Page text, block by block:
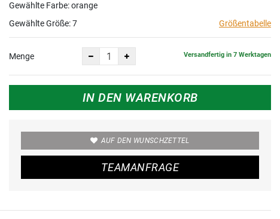
Gewählte Farbe: orange
Gewählte Größe:7 Größentabelle
Menge Versandfertig in 7 Werktagen
IN DEN WARENKORB
AUF DEN WUNSCHZETTEL
TEAMANFRAGE